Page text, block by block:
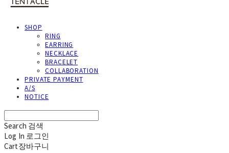
SHOP
RING
EARRING
NECKLACE
BRACELET
COLLABORATION
PRIVATE PAYMENT
A/S
NOTICE
Search 검색
Log In 로그인
Cart장바구니